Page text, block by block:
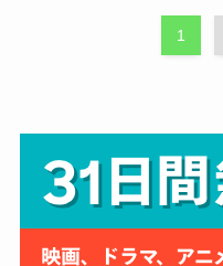
1